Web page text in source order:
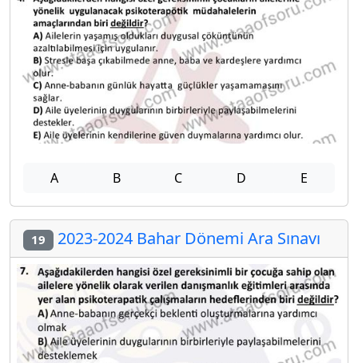
A B C D E
19 2023-2024 Bahar Dönemi Ara Sınavı